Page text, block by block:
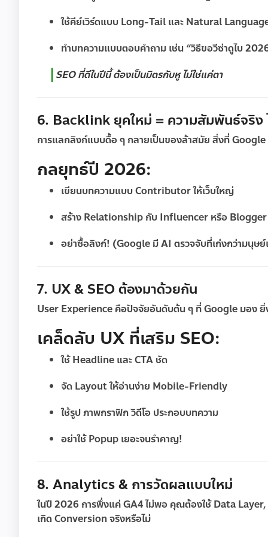
ใช้คีย์เวิร์ดแบบ Long-Tail และ Natural
ทำบทความแบบตอบคำถาม เช่น “วิธีขอวีซ่าดูไบ
SEO ที่ดีในปีนี้ ต้องเป็นมิตรกับหู ไม่ใช่แค่ตา
6. Backlink ยุคใหม่ = ความสัมพันธ์จริง
การแลกลิงก์แบบดื้อ ๆ กลายเป็นของล้าสมัย สิ่งที่
กลยุทธ์ปี 2026:
เขียนบทความแบบ Contributor ให้เว็บใหญ่
สร้าง Relationship กับ Influencer หรือ Blogger
อย่าซื้อลิงก์! (Google มี AI ตรวจจับที่เก่งกว่ามนุษ
7. UX & SEO ต้องมาด้วยกัน
User Experience คือปัจจัยอันดับต้น ๆ ที่ Google มอง
เคล็ดลับ UX ที่เสริม SEO:
ใช้ Headline และ CTA ชัด
จัด Layout ให้อ่านง่าย Mobile-Friendly
ใช้รูป ภาพกราฟิก วิดีโอ ประกอบบทความ
อย่าใช้ Popup เยอะจนรำคาญ!
8. Analytics & การวัดผลแบบใหม่
ในปี 2026 การพึ่งแค่ GA4 ไม่พอ คุณต้องใช้Data
เกิด Conversion จริงหรือไม่